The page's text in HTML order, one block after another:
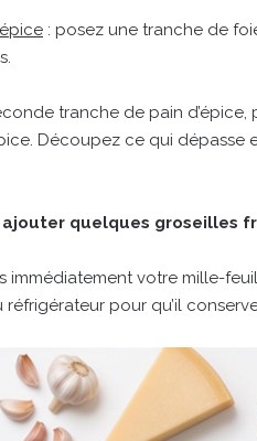
: posez une tranche de
tranche de pain
Découpez ce qui
quelques groseilles
immédiatement votre mille-
pour qu’il